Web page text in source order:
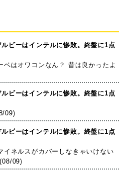
ビーはインテルに惨敗。終盤に1点
ベはオワコンなん？ 昔は良かったよ
ビーはインテルに惨敗。終盤に1点
09)
ビーはインテルに惨敗。終盤に1点
イネルスがカバーしなきゃいけない
09)